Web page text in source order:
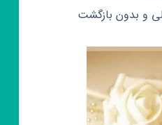
و بدون بازگشت